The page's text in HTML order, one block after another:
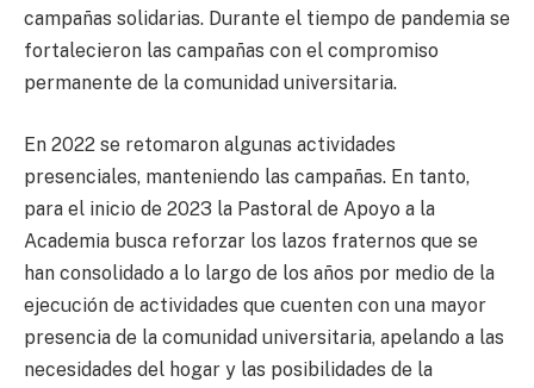
campañas solidarias. Durante el tiempo de pandemia se
fortalecieron las campañas con el compromiso
permanente de la comunidad universitaria.
En 2022 se retomaron algunas actividades
presenciales, manteniendo las campañas. En tanto,
para el inicio de 2023 la Pastoral de Apoyo a la
Academia busca reforzar los lazos fraternos que se
han consolidado a lo largo de los años por medio de la
ejecución de actividades que cuenten con una mayor
presencia de la comunidad universitaria, apelando a las
necesidades del hogar y las posibilidades de la